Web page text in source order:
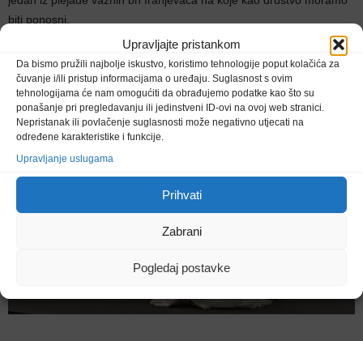
Upravljajte pristankom
Da bismo pružili najbolje iskustvo, koristimo tehnologije poput kolačića za
čuvanje i/ili pristup informacijama o uređaju. Suglasnost s ovim
tehnologijama će nam omogućiti da obrađujemo podatke kao što su
ponašanje pri pregledavanju ili jedinstveni ID-ovi na ovoj web stranici.
Nepristanak ili povlačenje suglasnosti može negativno utjecati na
određene karakteristike i funkcije.
Upravljanje uslugama
Prihvati
Zabrani
Pogledaj postavke
biti ponosni.